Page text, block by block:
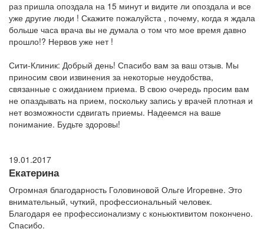
раз пришла опоздала на 15 минут и видите ли опоздала и все
уже другие люди ! Скажите пожалуйста , почему, когда я ждала
больше часа врача вы не думала о том что мое время давно
прошло!? Нервов уже нет !
Сити-Клиник: Добрый день! Спасибо вам за ваш отзыв. Мы
приносим свои извинения за некоторые неудобства,
связанные с ожиданием приема. В свою очередь просим вам
не опаздывать на прием, поскольку запись у врачей плотная и
нет возможности сдвигать приемы. Надеемся на ваше
понимание. Будьте здоровы!
19.01.2017
Екатерина
Огромная благодарность Головиновой Ольге Игоревне. Это
внимательный, чуткий, профессиональный человек.
Благодаря ее профессионализму с коньюктивитом покончено.
Спасибо.